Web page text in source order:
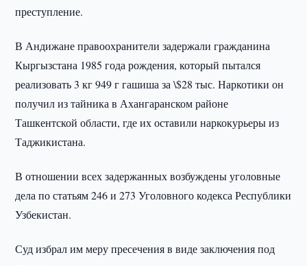
преступление.
В Андижане правоохранители задержали гражданина
Кыргызстана 1985 года рождения, который пытался
реализовать 3 кг 949 г гашиша за \$28 тыс. Наркотики он
получил из тайника в Ахангаранском районе
Ташкентской области, где их оставили наркокурьеры из
Таджикистана.
В отношении всех задержанных возбуждены уголовные
дела по статьям 246 и 273 Уголовного кодекса Республики
Узбекистан.
Суд избрал им меру пресечения в виде заключения под